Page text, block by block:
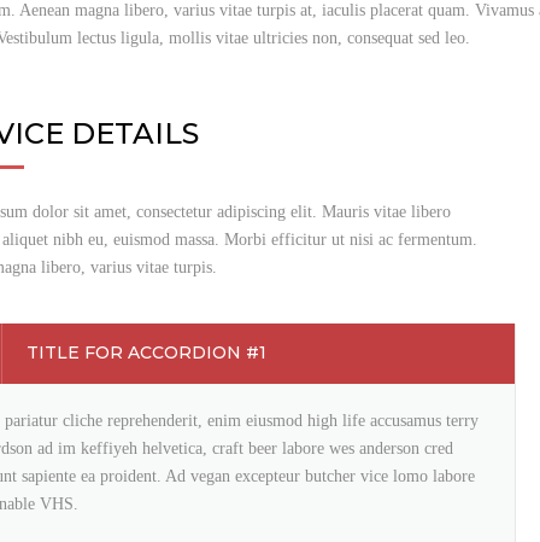
Aenean magna libero, varius vitae turpis at, iaculis placerat quam.
lectus ligula, mollis vitae ultricies non, consequat sed leo.
DETAILS
dolor sit amet, consectetur adipiscing elit. Mauris vitae libero
nibh eu, euismod massa. Morbi efficitur ut nisi ac fermentum.
libero, varius vitae turpis.
TITLE FOR ACCORDION #1
cliche reprehenderit, enim eiusmod high life accusamus terry
ad im keffiyeh helvetica, craft beer labore wes anderson cred
sapiente ea proident. Ad vegan excepteur butcher vice lomo labore
VHS.